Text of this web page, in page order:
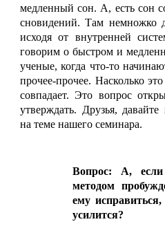
медленный сон. А, есть сон
сновидений. Там немножко
исходя от внутренней
говорим о быстром и
ученые, когда что-то
прочее-прочее. Насколько
совпадает. Это вопрос
утверждать. Друзья,
на теме нашего семинара.
Вопрос: А,
методом
ему
усилится?